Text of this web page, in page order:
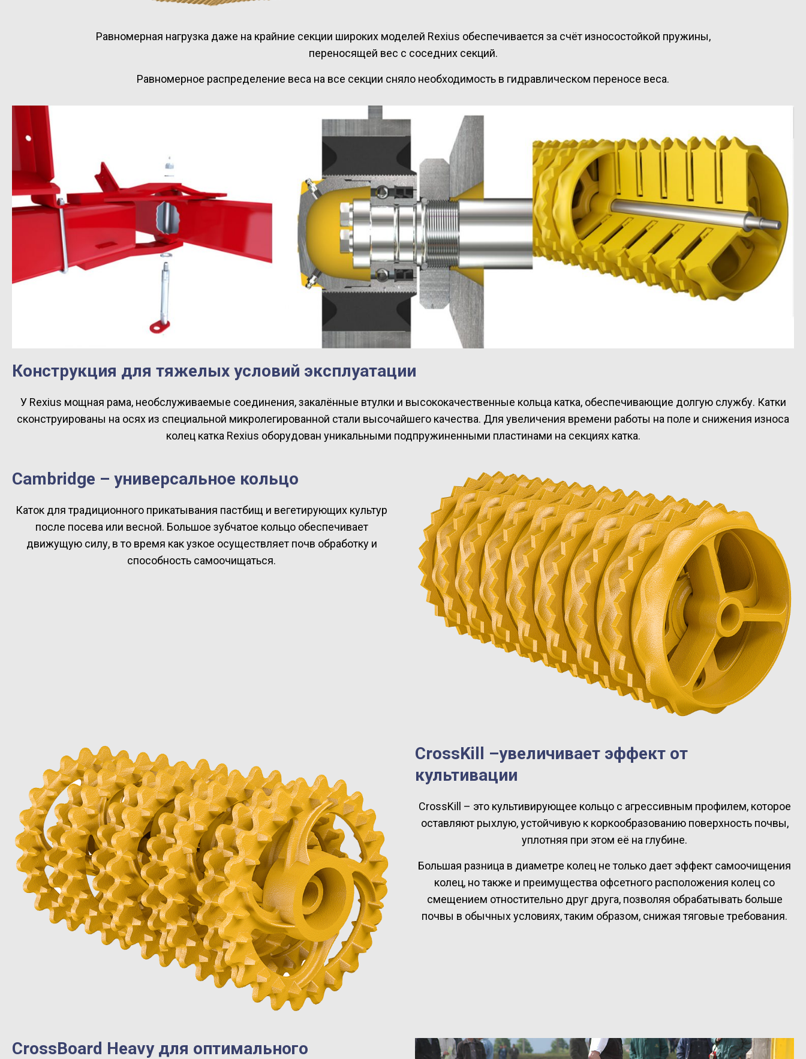
Равномерная нагрузка даже на крайние секции широких моделей Rexius обеспечивается за счёт износостойкой пружины,
переносящей вес с соседних секций.
Равномерное распределение веса на все секции сняло необходимость в гидравлическом переносе веса.
Конструкция для тяжелых условий эксплуатации
У Rexius мощная рама, необслуживаемые соединения, закалённые втулки и высококачественные кольца катка, обеспечивающие долгую службу. Катки
сконструированы на осях из специальной микролегированной стали высочайшего качества. Для увеличения времени работы на поле и снижения износа
колец катка Rexius оборудован уникальными подпружиненными пластинами на секциях катка.
Cambridge – универсальное кольцо
Каток для традиционного прикатывания пастбищ и вегетирующих культур
после посева или весной. Большое зубчатое кольцо обеспечивает
движущую силу, в то время как узкое осуществляет почв обработку и
способность самоочищаться.
CrossKill –увеличивает эффект от
культивации
CrossKill
– это культивирующее кольцо с агрессивным профилем, которое
оставляют рыхлую, устойчивую к коркообразованию поверхность почвы,
уплотняя при этом её на глубине.
Большая разница в диаметре колец не только дает эффект самоочищения
колец, но также и преимущества офсетного расположения колец со
смещением отностительно друг друга, позволяя обрабатывать больше
почвы в обычных условиях, таким образом, снижая тяговые требования.
CrossBoard Heavy для оптимального